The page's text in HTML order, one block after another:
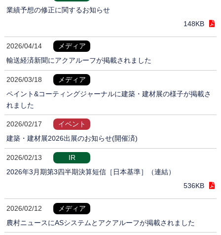
業績予想の修正に関するお知らせ
148KB
2026/04/14
メディア
輸送経済新聞にアクアルーフが掲載されました
2026/03/18
メディア
ペイント&コーティングジャーナルに建築・建材展の様子が掲載さ
れました
2026/02/17
イベント
建築・建材展2026出展のお知らせ(開催済)
2026/02/13
IR
2026年3月期第3四半期決算短信［日本基準］（連結）
536KB
2026/02/12
メディア
農村ニュースにASシステムとアクアルーフが掲載されました